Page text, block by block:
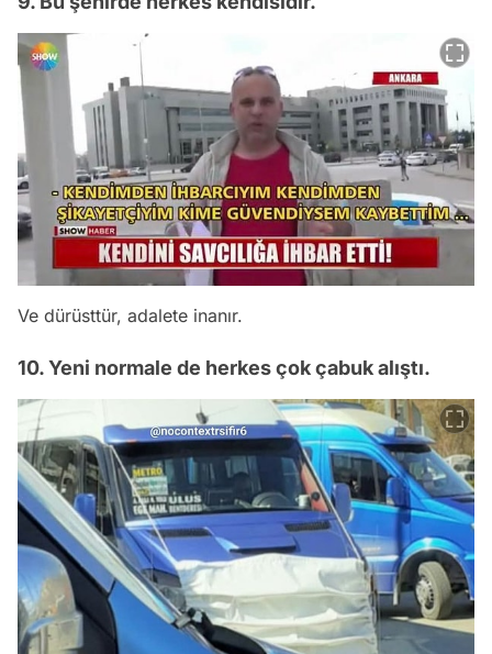
Ve dürüsttür, adalete inanır.
10. Yeni normale de herkes çok çabuk alıştı.